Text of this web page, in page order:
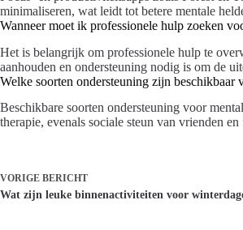
minimaliseren, wat leidt tot betere mentale
Wanneer moet ik professionele hulp zoeken
Het is belangrijk om professionele hulp te
aanhouden en ondersteuning nodig is om de
Welke soorten ondersteuning zijn beschikbaar
Beschikbare soorten ondersteuning voor
therapie, evenals sociale steun van vrienden
VORIGE BERICHT
Wat zijn leuke binnenactiviteiten voor